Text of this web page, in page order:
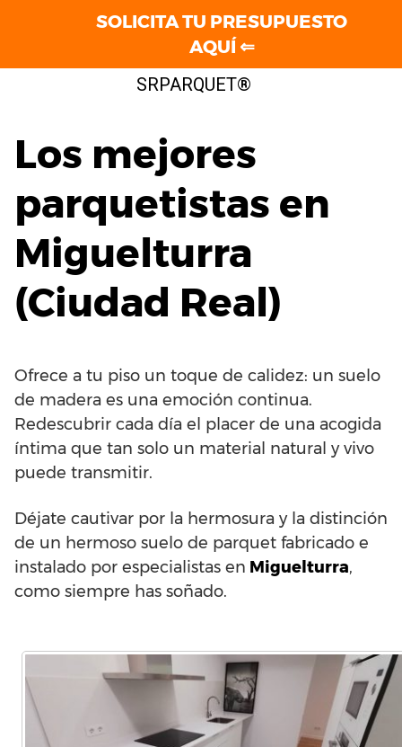
SRPARQUET®
Los mejores
parquetistas en
Miguelturra
(Ciudad Real)
Ofrece a tu piso un toque de calidez: un suelo
de madera es una emoción continua.
Redescubrir cada día el placer de una acogida
íntima que tan solo un material natural y vivo
puede transmitir.
Déjate cautivar por la hermosura y la distinción
de un hermoso suelo de parquet fabricado e
instalado por especialistas en Miguelturra,
como siempre has soñado.
SOLICITA TU PRESUPUESTO
AQUÍ ⇐